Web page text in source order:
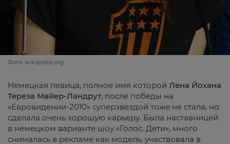
Фото: wikipedia.org
Немецкая певица, полное имя которой Лена Йохана
Тереза Майер-Ландрут, после победы на
«Евровидении-2010» суперзвездой тоже не стала, но
сделала очень хорошую карьеру. Была наставницей
в немецком варианте шоу «Голос. Дети», много
снималась в рекламе как модель, участвовала в